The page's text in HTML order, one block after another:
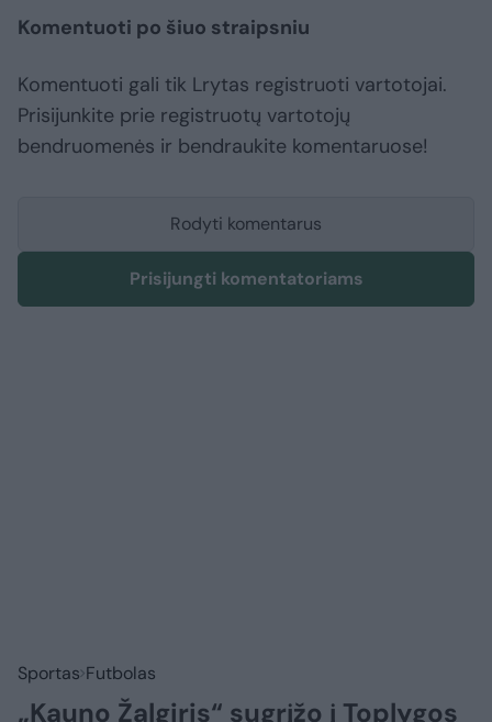
Komentuoti po šiuo straipsniu
Komentuoti gali tik Lrytas registruoti vartotojai.
Prisijunkite prie registruotų vartotojų
bendruomenės ir bendraukite komentaruose!
Rodyti komentarus
Prisijungti komentatoriams
Sportas Futbolas
„Kauno Žalgiris“ sugrįžo į Toplygos